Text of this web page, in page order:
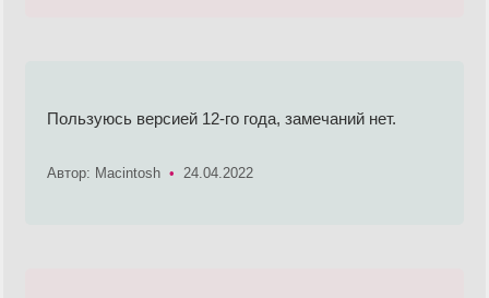
Пользуюсь версией 12-го года, замечаний нет.
Автор: Macintosh • 24.04.2022